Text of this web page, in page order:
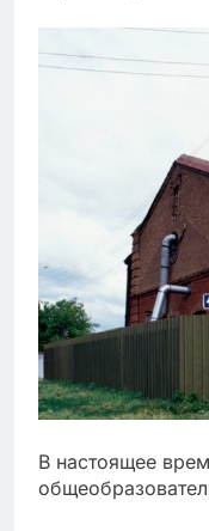
В настоящее